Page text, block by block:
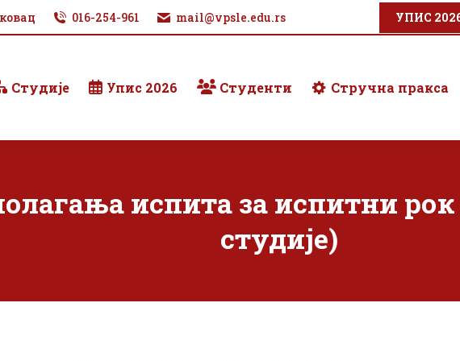
016-254-961 mail@vpsle.edu.rs УПИС
Студије Упис 2026 Студенти Стручна пракса
испита за испитни
студије)